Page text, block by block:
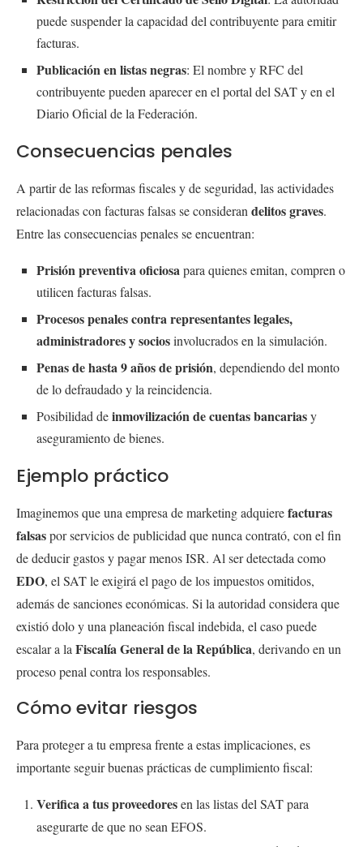
puede suspender la capacidad del contribuyente para emitir
facturas.
Publicación en listas negras: El nombre y RFC del
contribuyente pueden aparecer en el portal del SAT y en el
Diario Oficial de la Federación.
Consecuencias penales
A partir de las reformas fiscales y de seguridad, las actividades
relacionadas con facturas falsas se consideran delitos graves.
Entre las consecuencias penales se encuentran:
Prisión preventiva oficiosapara quienes emitan, compren o
utilicen facturas falsas.
Procesos penales contra representantes legales,
administradores y sociosinvolucrados en la simulación.
Penas de hasta 9 años de prisión, dependiendo del monto
de lo defraudado y la reincidencia.
Posibilidad deinmovilización de cuentas bancariasy
aseguramiento de bienes.
Ejemplo práctico
Imaginemos que una empresa de marketing adquierefacturas
falsaspor servicios de publicidad que nunca contrató, con el fin
de deducir gastos y pagar menos ISR. Al ser detectada como
EDO, el SAT le exigirá el pago de los impuestos omitidos,
además de sanciones económicas. Si la autoridad considera que
existió dolo y una planeación fiscal indebida, el caso puede
escalar a la Fiscalía General de la República, derivando en un
proceso penal contra los responsables.
Cómo evitar riesgos
Para proteger a tu empresa frente a estas implicaciones, es
importante seguir buenas prácticas de cumplimiento fiscal:
Verifica a tus proveedoresen las listas del SAT para
asegurarte de que no sean EFOS.